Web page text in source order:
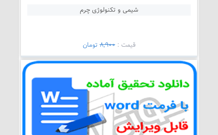
شیمی و تکنولوژی چرم
قيمت :8,900تومان